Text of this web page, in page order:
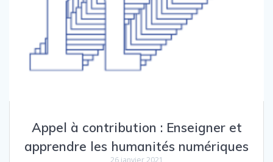
Appel à contribution : Enseigner et
apprendre les humanités numériques
26 janvier 2021